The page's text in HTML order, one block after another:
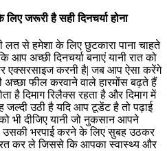
जरूरी है सही दिनचर्या होना
से हमेशा के लिए छुटकारा पाना चाहते
अच्छी दिनचर्या बनाएं यानी रात को
एक्सरसाइज करनी है| जब आप ऐसा करेंगे
फील करवाने वाले हारमोंस बढ़ते हैं
है दिमाग रिलैक्स रहता है और दिमाग में
उठी है यदि आप टूडेंट है तो पढ़ाई
भी दीजिए यानी जो नुकसान आपने
उसकी भरपाई करने के लिए सुबह उठकर
कर ले जिससे कि आपका स्वास्थ्य और